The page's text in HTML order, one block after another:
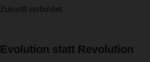
Zukunft verbindet.
Evolution statt Revolution